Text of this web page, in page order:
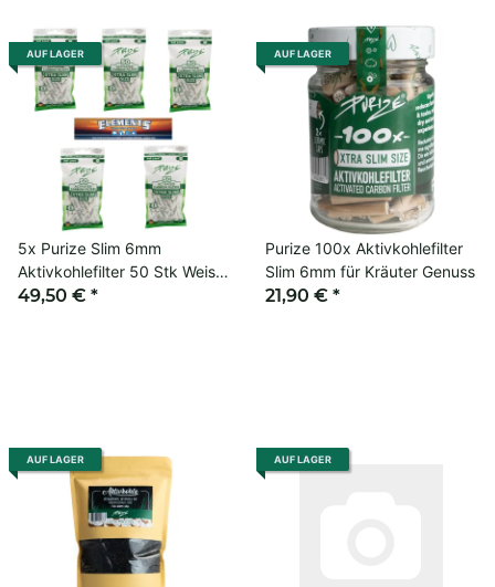
AUF LAGER
5x Purize Slim 6mm
Aktivkohlefilter 50 Stk Weiss
+ Elements Slim Long Paper
49,50 € *
AUF LAGER
Purize 100x Aktivkohlefilter
Slim 6mm für Kräuter Genuss
21,90 € *
AUF LAGER AUF LAGER